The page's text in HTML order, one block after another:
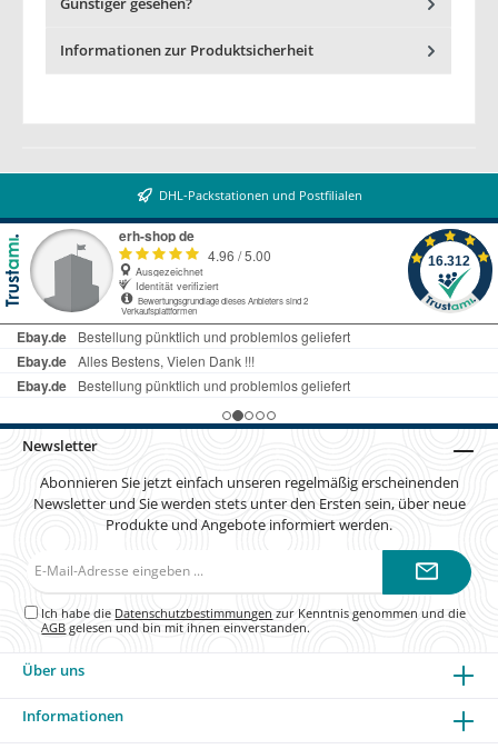
Informationen zur Produktsicherheit
DHL-Packstationen und Postfilialen
Newsletter
Abonnieren Sie jetzt einfach unseren regelmäßig erscheinenden
Newsletter und Sie werden stets unter den Ersten sein, über neue
Produkte und Angebote informiert werden.
Ich habe die Datenschutzbestimmungen zur Kenntnis genommen und die
AGB gelesen und bin mit ihnen einverstanden.
Über uns
Informationen